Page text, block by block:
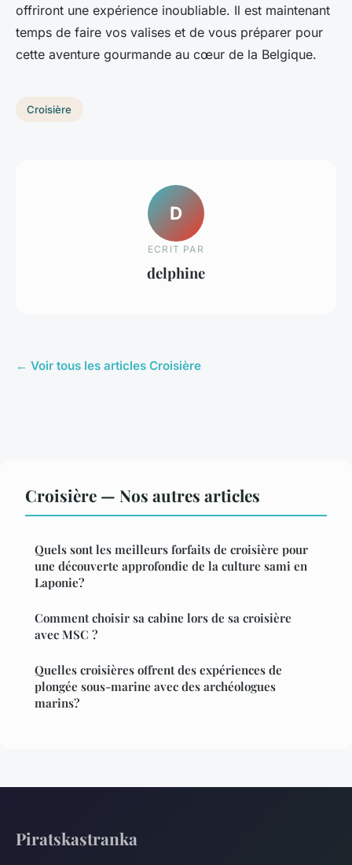
offriront une expérience inoubliable. Il est maintenant
temps de faire vos valises et de vous préparer pour
cette aventure gourmande au cœur de la Belgique.
Croisière
D
ECRIT PAR
delphine
← Voir tous les articles Croisière
Croisière — Nos autres articles
Quels sont les meilleurs forfaits de croisière pour
une découverte approfondie de la culture sami en
Laponie?
Comment choisir sa cabine lors de sa croisière
avec MSC ?
Quelles croisières offrent des expériences de
plongée sous-marine avec des archéologues
marins?
Piratskastranka